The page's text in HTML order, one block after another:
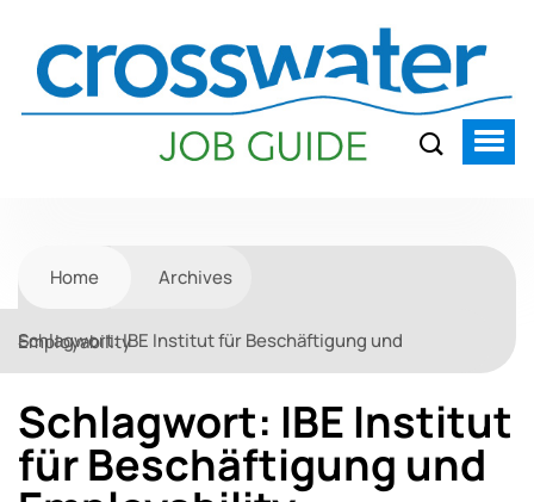
Home Archives
Schlagwort:
IBE Institut für Beschäftigung und Employability
Schlagwort: IBE Institut
für Beschäftigung und